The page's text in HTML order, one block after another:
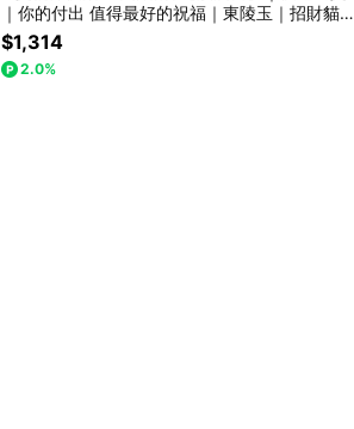
｜你的付出 值得最好的祝福｜東陵玉｜招財貓｜
守護｜開運｜父親節禮物 水晶樹 吊飾 媽祖金卡
$1,314
2.0%